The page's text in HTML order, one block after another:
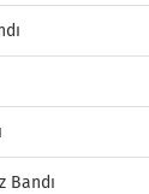
Bandı